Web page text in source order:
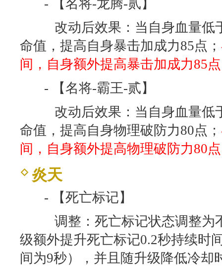
- 【名将-龙腾-贰】
改动后效果：当自身血量低
命值，提高自身暴击加成力85点；
间，自身额外提高暴击加成力85点
- 【名将-霸王-贰】
改动后效果：当自身血量低
命值，提高自身物理破防力80点；
间，自身额外提高物理破防力80点
炎天
- 【死亡标记】
调整：死亡标记状态调整为
级额外提升死亡标记0.2秒持续时
间为9秒），并且随升级降低冷却